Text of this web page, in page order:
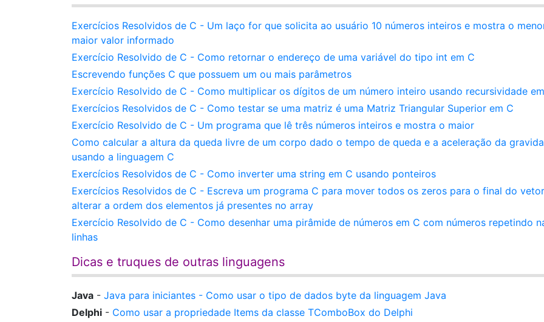
Exercícios Resolvidos de C - Um laço for que solicita ao usuário 10 números inteiros e mostra o
maior valor informado
Exercício Resolvido de C - Como retornar o endereço de uma variável do tipo int em C
Escrevendo funções C que possuem um ou mais parâmetros
Exercício Resolvido de C - Como multiplicar os dígitos de um número inteiro usando recursividade
Exercícios Resolvidos de C - Como testar se uma matriz é uma Matriz Triangular Superior em C
Exercício Resolvido de C - Um programa que lê três números inteiros e mostra o maior
Como calcular a altura da queda livre de um corpo dado o tempo de queda e a aceleração da
usando a linguagem C
Exercícios Resolvidos de C - Como inverter uma string em C usando ponteiros
Exercícios Resolvidos de C - Escreva um programa C para mover todos os zeros para o final do
alterar a ordem dos elementos já presentes no array
Exercício Resolvido de C - Como desenhar uma pirâmide de números em C com números repetindo
linhas
Dicas e truques de outras linguagens
Java - Java para iniciantes - Como usar o tipo de dados byte da linguagem Java
Delphi - Como usar a propriedade Items da classe TComboBox do Delphi